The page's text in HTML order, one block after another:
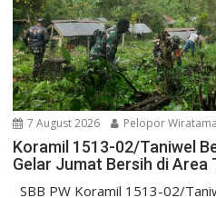
7 August 2026 Pelopor Wiratama
Koramil 1513-02/Taniwel
Gelar Jumat Bersih di Area
SBB PW Koramil 1513-02/